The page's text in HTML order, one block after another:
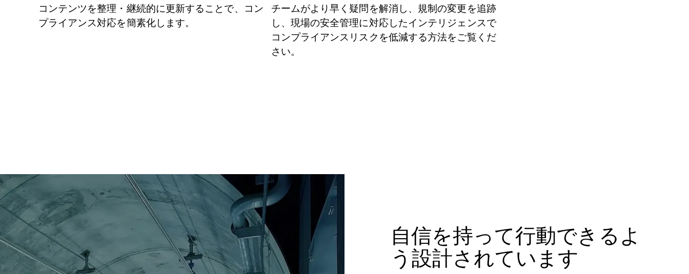
コンテンツを整理・継続的に更新することで、コン
プライアンス対応を簡素化します。
チームがより早く疑問を解消し、規制の変更を追跡
し、現場の安全管理に対応したインテリジェンスで
コンプライアンスリスクを低減する方法をご覧くだ
さい。
自信を持って行動できるよ
う設計されています